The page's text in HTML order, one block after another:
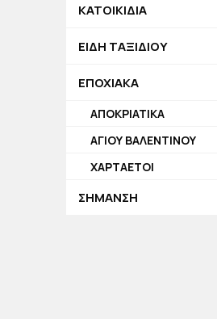
ΚΑΤΟΙΚΙΔΙΑ
ΕΙΔΗ ΤΑΞΙΔΙΟΥ
ΕΠΟΧΙΑΚΑ
ΑΠΟΚΡΙΑΤΙΚΑ
ΑΓΙΟΥ ΒΑΛΕΝΤΙΝΟΥ
ΧΑΡΤΑΕΤΟΙ
ΣΗΜΑΝΣΗ